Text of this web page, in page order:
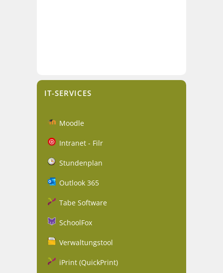
IT-SERVICES
Moodle
Intranet - Filr
Stundenplan
Outlook 365
Tabe Software
SchoolFox
Verwaltungstool
iPrint (QuickPrint)